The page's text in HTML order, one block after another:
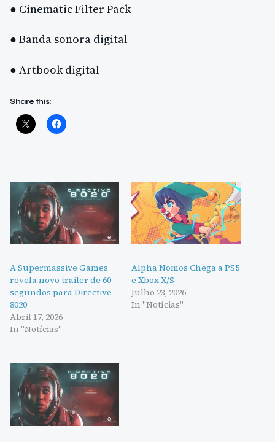
● Cinematic Filter Pack
● Banda sonora digital
● Artbook digital
Share this:
A Supermassive Games
revela novo trailer de 60
segundos para Directive
8020
Abril 17, 2026
In "Notícias"
Alpha Nomos Chega a PS5
e Xbox X/S
Julho 23, 2026
In "Notícias"